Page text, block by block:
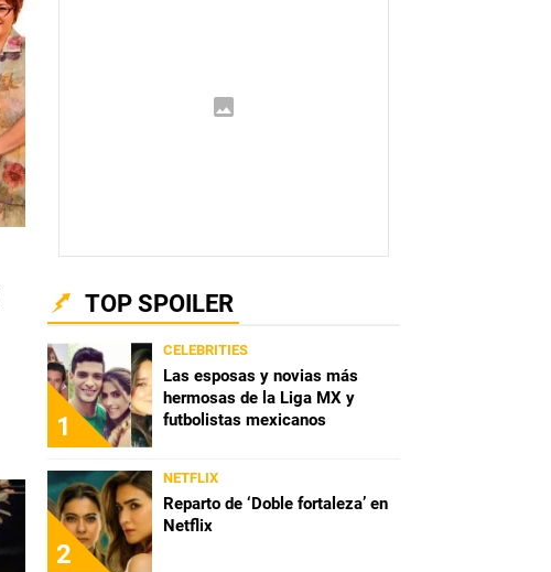
TOP SPOILER
1
CELEBRITIES
Las esposas y novias más
hermosas de la Liga MX y
futbolistas mexicanos
2
NETFLIX
Reparto de ‘Doble fortaleza’ en
Netflix